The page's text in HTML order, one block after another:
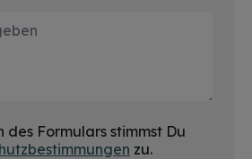
des Formulars stimmst Du
zu.